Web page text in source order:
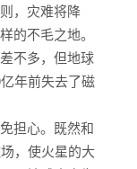
，灾难将降
的不毛之地。
不多，但地球
年前失去了磁
担心。既然和
，使火星的大